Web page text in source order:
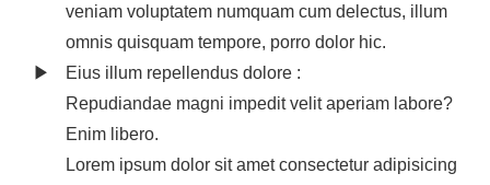
veniam voluptatem numquam cum delectus, illum
omnis quisquam tempore, porro dolor hic.
Eius illum repellendus dolore :
Repudiandae magni impedit velit aperiam labore?
Enim libero.
Lorem ipsum dolor sit amet consectetur adipisicing